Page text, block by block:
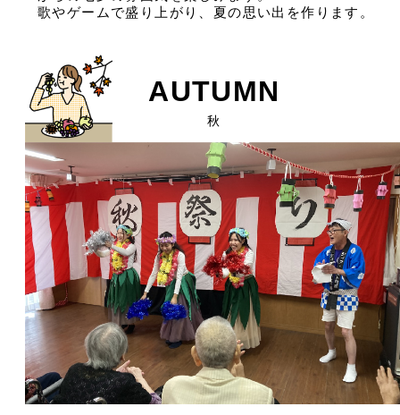
歌やゲームで盛り上がり、夏の思い出を作ります。
AUTUMN
秋